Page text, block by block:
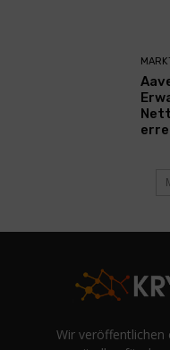
Wir veröffentlichen